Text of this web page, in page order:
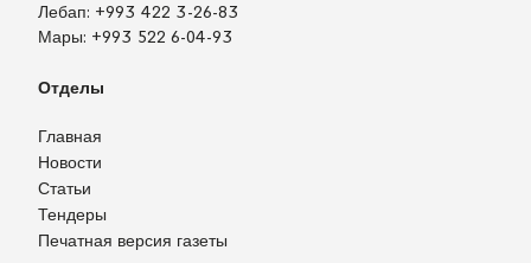
Лебап: +993 422 3-26-83
Мары: +993 522 6-04-93
Отделы
Главная
Новости
Статьи
Тендеры
Печатная версия газеты